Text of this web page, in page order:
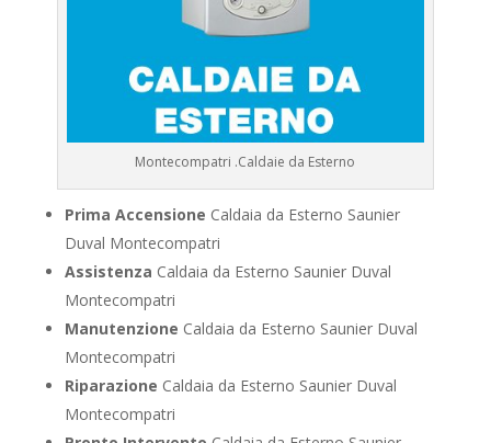
Montecompatri .Caldaie da Esterno
Prima Accensione Caldaia da Esterno Saunier
Duval Montecompatri
Assistenza Caldaia da Esterno Saunier Duval
Montecompatri
Manutenzione Caldaia da Esterno Saunier Duval
Montecompatri
Riparazione Caldaia da Esterno Saunier Duval
Montecompatri